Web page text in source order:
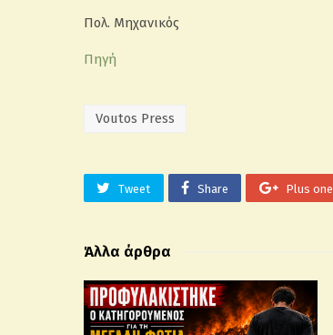
Πολ. Μηχανικός
Πηγή
Voutos Press
Tweet Share Plus one
Άλλα άρθρα